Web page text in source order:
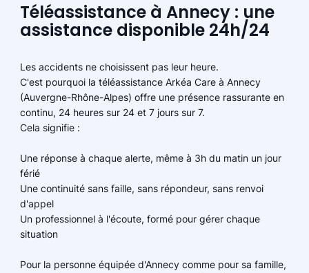
Téléassistance à Annecy : une
assistance disponible 24h/24
Les accidents ne choisissent pas leur heure.
C'est pourquoi la téléassistance Arkéa Care à Annecy
(Auvergne-Rhône-Alpes) offre une présence rassurante en
continu, 24 heures sur 24 et 7 jours sur 7.
Cela signifie :
Une réponse à chaque alerte, même à 3h du matin un jour
férié
Une continuité sans faille, sans répondeur, sans renvoi
d'appel
Un professionnel à l'écoute, formé pour gérer chaque
situation
Pour la personne équipée d'Annecy comme pour sa famille,